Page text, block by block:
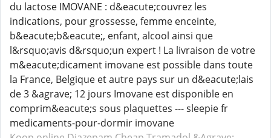
du lactose IMOVANE : d&eacute;couvrez les
indications, pour grossesse, femme enceinte,
b&eacute;b&eacute;, enfant, alcool ainsi que
l&rsquo;avis d&rsquo;un expert ! La livraison de votre
m&eacute;dicament imovane est possible dans toute
la France, Belgique et autre pays sur un d&eacute;lais
de 3 &agrave; 12 jours Imovane est disponible en
comprim&eacute;s sous plaquettes --- sleepie fr
medicaments-pour-dormir imovane